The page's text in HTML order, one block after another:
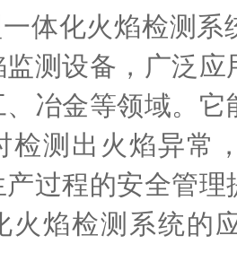
体化火焰检测系
测设备，广泛
冶金等领域。
检测出火焰异常
过程的安全管
火焰检测系统的